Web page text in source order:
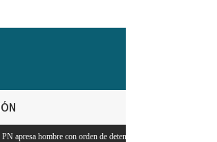
detencion por ppresunto trafico de sustancias